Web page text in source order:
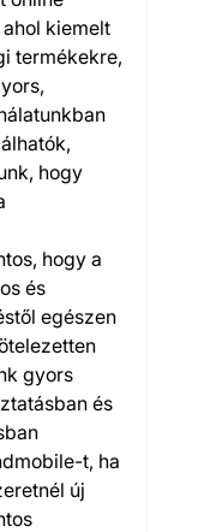
kiemelt
termékekre,
hogy
hogy a
és
egészen
gyors
és
t, ha
új